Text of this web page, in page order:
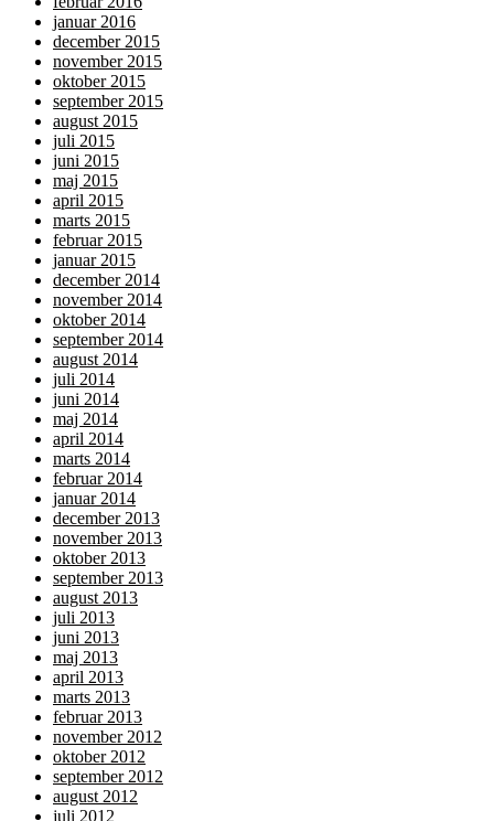
januar 2016
december 2015
november 2015
oktober 2015
september 2015
august 2015
juli 2015
juni 2015
maj 2015
april 2015
marts 2015
februar 2015
januar 2015
december 2014
november 2014
oktober 2014
september 2014
august 2014
juli 2014
juni 2014
maj 2014
april 2014
marts 2014
februar 2014
januar 2014
december 2013
november 2013
oktober 2013
september 2013
august 2013
juli 2013
juni 2013
maj 2013
april 2013
marts 2013
februar 2013
november 2012
oktober 2012
september 2012
august 2012
juli 2012